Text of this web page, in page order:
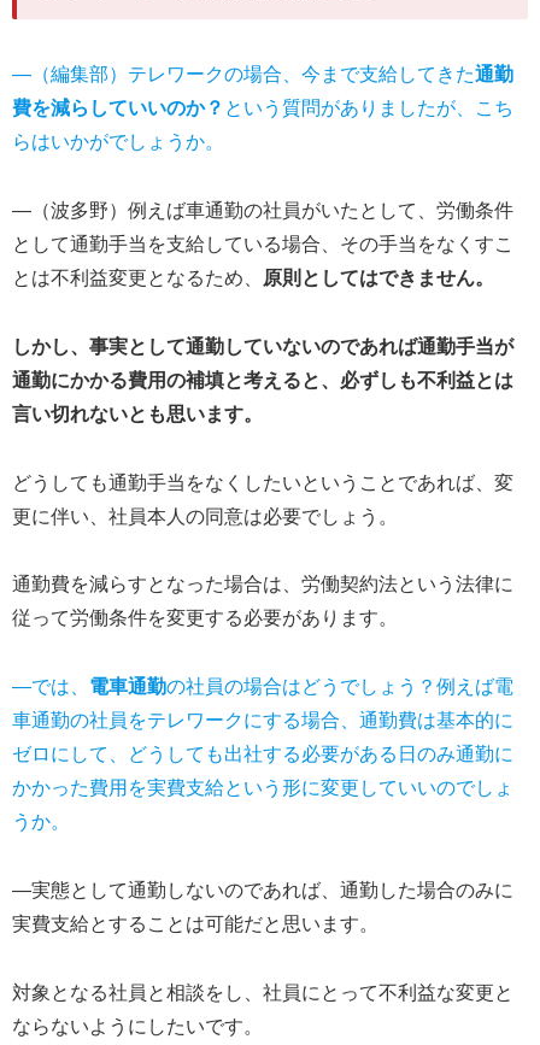
―（編集部）テレワークの場合、今まで支給してきた通勤
費を減らしていいのか？ という質問がありましたが、こち
らはいかがでしょうか。
―（波多野）例えば車通勤の社員がいたとして、労働条件
として通勤手当を支給している場合、その手当をなくすこ
とは不利益変更となるため、
原則としてはできません。
しかし、事実として通勤していないのであれば通勤手当が
通勤にかかる費用の補填と考えると、必ずしも不利益とは
言い切れないとも思います。
どうしても通勤手当をなくしたいということであれば、変
更に伴い、社員本人の同意は必要でしょう。
通勤費を減らすとなった場合は、労働契約法という法律に
従って労働条件を変更する必要があります。
―では、 電車通勤の社員の場合はどうでしょう？例えば電
車通勤の社員をテレワークにする場合、通勤費は基本的に
ゼロにして、どうしても出社する必要がある日のみ通勤に
かかった費用を実費支給という形に変更していいのでしょ
うか。
―実態として通勤しないのであれば、通勤した場合のみに
実費支給とすることは可能だと思います。
対象となる社員と相談をし、社員にとって不利益な変更と
ならないようにしたいです。